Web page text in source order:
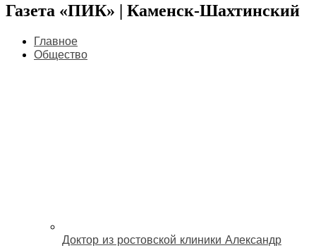
Газета «ПИК» | Каменск-Шахтинский
Главное
Общество
Доктор из ростовской клиники Александр